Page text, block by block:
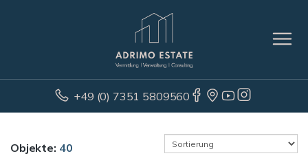
+49 (0) 7351 5809560
Objekte: 40